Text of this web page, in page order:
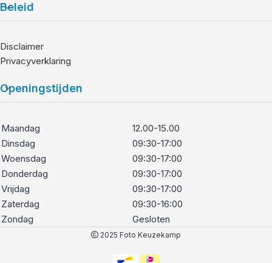
Beleid
Disclaimer
Privacyverklaring
Openingstijden
Maandag
12.00-15.00
Dinsdag
09:30-17:00
Woensdag
09:30-17:00
Donderdag
09:30-17:00
Vrijdag
09:30-17:00
Zaterdag
09:30-16:00
Zondag
Gesloten
2025 Foto Keuzekamp